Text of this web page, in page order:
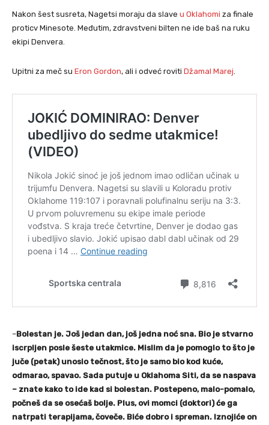
Nakon šest susreta, Nagetsi moraju da slave u Oklahomi za finale
proticv Minesote. Međutim, zdravstveni bilten ne ide baš na ruku
ekipi Denvera.
Upitni za meč su Eron Gordon, ali i odveć roviti Džamal Marej
–Bolestan je. Još jedan dan, još jedna noć sna. Bio je stvarno
iscrpljen posle šeste utakmice. Mislim da je pomoglo to što je
juče (petak) unosio tečnost, što je samo bio kod kuće,
odmarao, spavao. Sada putuje u Oklahoma Siti, da se naspava
– znate kako to ide kad si bolestan. Postepeno, malo-pomalo,
počneš da se osećaš bolje. Plus, ovi momci (doktori) će ga
natrpati terapijama, čoveče. Biće dobro i spreman. Iznojiće on